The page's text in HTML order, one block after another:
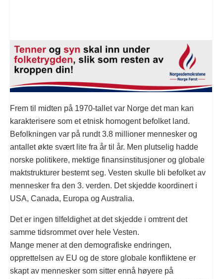
Frem til midten på 1970-tallet var Norge det man kan
karakterisere som et etnisk homogent befolket land.
Befolkningen var på rundt 3.8 millioner mennesker og
antallet økte svært lite fra år til år. Men plutselig hadde
norske politikere, mektige finansinstitusjoner og globale
maktstrukturer bestemt seg. Vesten skulle bli befolket av
mennesker fra den 3. verden. Det skjedde koordinert i
USA, Canada, Europa og Australia.
Det er ingen tilfeldighet at det skjedde i omtrent det
samme tidsrommet over hele Vesten.
Mange mener at den demografiske endringen,
opprettelsen av EU og de store globale konfliktene er
skapt av mennesker som sitter ennå høyere på